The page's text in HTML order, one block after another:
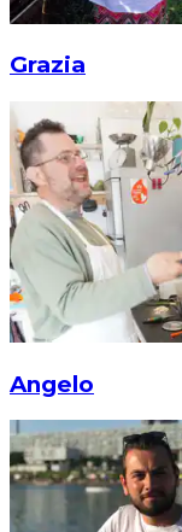
Grazia
Angelo